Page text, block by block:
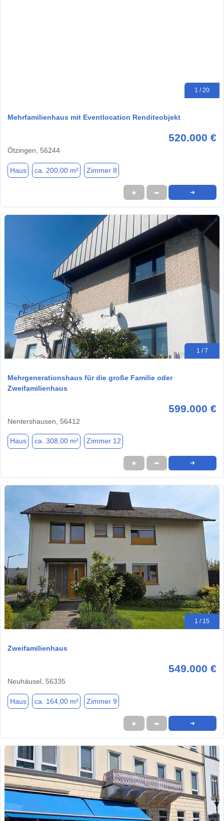
1 / 20
Mehrfamilienhaus mit Eventlocation Renditeobjekt
520.000 €
Ötzingen, 56244
Haus ca. 200,00 m² Zimmer 8
★ ➦ ➜
1 / 7
Mehrgenerationshaus für die große Familie oder
Zweifamilienhaus
599.000 €
Nentershausen, 56412
Haus ca. 308,00 m² Zimmer 12
★ ➦ ➜
1 / 15
Zweifamilienhaus
549.000 €
Neuhäusel, 56335
Haus ca. 164,00 m² Zimmer 9
★ ➦ ➜